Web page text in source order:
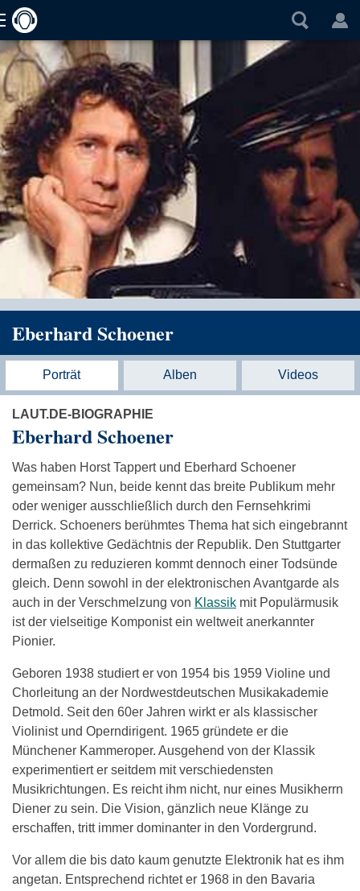
Eberhard Schoener
Porträt Alben Videos
LAUT.DE-BIOGRAPHIE
Eberhard Schoener
Was haben Horst Tappert und Eberhard Schoener
gemeinsam? Nun, beide kennt das breite Publikum mehr
oder weniger ausschließlich durch den Fernsehkrimi
Derrick. Schoeners berühmtes Thema hat sich eingebrannt
in das kollektive Gedächtnis der Republik. Den Stuttgarter
dermaßen zu reduzieren kommt dennoch einer Todsünde
gleich. Denn sowohl in der elektronischen Avantgarde als
auch in der Verschmelzung von Klassik mit Populärmusik
ist der vielseitige Komponist ein weltweit anerkannter
Pionier.
Geboren 1938 studiert er von 1954 bis 1959 Violine und
Chorleitung an der Nordwestdeutschen Musikakademie
Detmold. Seit den 60er Jahren wirkt er als klassischer
Violinist und Operndirigent. 1965 gründete er die
Münchener Kammeroper. Ausgehend von der Klassik
experimentiert er seitdem mit verschiedensten
Musikrichtungen. Es reicht ihm nicht, nur eines Musikherrn
Diener zu sein. Die Vision, gänzlich neue Klänge zu
erschaffen, tritt immer dominanter in den Vordergrund.
Vor allem die bis dato kaum genutzte Elektronik hat es ihm
angetan. Entsprechend richtet er 1968 in den Bavaria